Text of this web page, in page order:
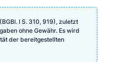
I S. 310, 919), zuletzt
ohne Gewähr. Es wird
der bereitgestellten